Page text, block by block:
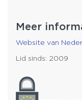
Meer
Website van
Lid sinds: 2009